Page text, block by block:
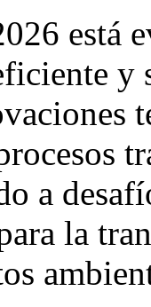
está
y
a
la